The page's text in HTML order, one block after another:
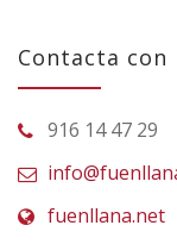
Contacta con
916 14 47 29
fuenllana.net